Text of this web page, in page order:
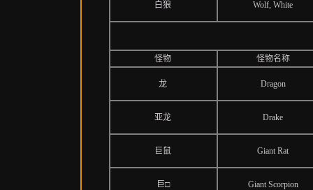
白狼 Wolf, White
怪物 怪物名称
龙 Dragon
亚龙 Drake
巨鼠 Giant Rat
巨□ Giant Scorpion